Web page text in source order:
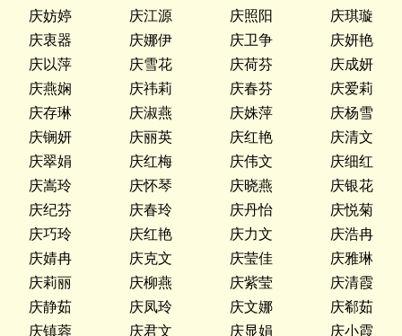
庆妨婷
庆江源 庆照阳
庆琪璇
庆衷器
庆娜伊 庆卫争
庆妍艳
庆以萍
庆雪花 庆荷芬
庆成妍
庆燕娴
庆祎莉 庆春芬
庆爱莉
庆存琳
庆淑燕 庆姝萍
庆杨雪
庆锎妍
庆丽英 庆红艳
庆清文
庆翠娟
庆红梅 庆伟文
庆细红
庆嵩玲
庆怀琴 庆晓燕
庆银花
庆纪芬
庆春玲 庆丹怡
庆悦菊
庆巧玲
庆红艳 庆力文
庆浩冉
庆婧冉
庆克文 庆莹佳
庆雅琳
庆莉丽
庆柳燕 庆紫莹
庆清霞
庆静茹
庆凤玲 庆文娜
庆郗茹
庆镇蓉
庆君文 庆显娟
庆小霞